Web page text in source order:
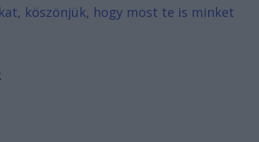
köszönjük, hogy most te is minket